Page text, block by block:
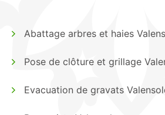
Abattage arbres et haies
Pose de clôture et grillage
Evacuation de gravats